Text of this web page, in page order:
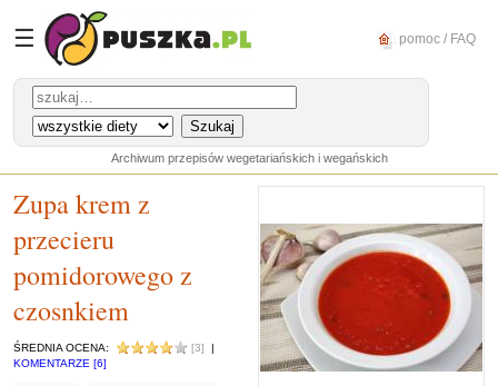
☰ pomoc / FAQ
Archiwum przepisów wegetariańskich i wegańskich
Zupa krem z
przecieru
pomidorowego z
czosnkiem
ŚREDNIA OCENA: [3]
|
KOMENTARZE [6]